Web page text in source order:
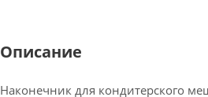
Описание
Наконечник для кондитерского